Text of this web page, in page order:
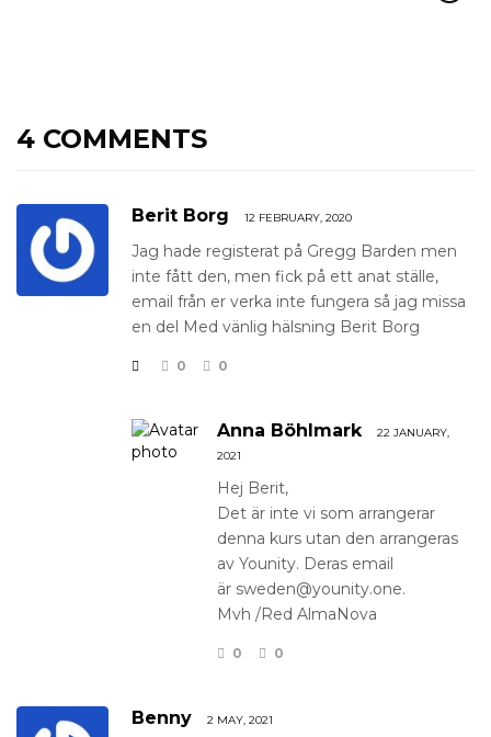
4 COMMENTS
Berit Borg 12 FEBRUARY, 2020
Jag hade registerat på Gregg Barden men
inte fått den, men fick på ett anat ställe,
email från er verka inte fungera så jag missa
en del Med vänlig hälsning Berit Borg
0 0
Anna Böhlmark
22 JANUARY,
2021
Hej Berit,
Det är inte vi som arrangerar
denna kurs utan den arrangeras
av Younity. Deras email
är sweden@younity.one.
Mvh /Red AlmaNova
0 0
Benny 2 MAY, 2021